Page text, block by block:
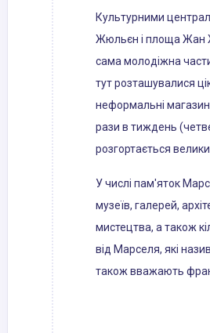
Культурними
Жюльєн і площа Жан
сама молодіжна
тут розташувалися
неформальні
рази в тиждень
розгортається
У числі пам'яток
музеїв, галерей,
мистецтва, а також
від Марселя, які
також вважають